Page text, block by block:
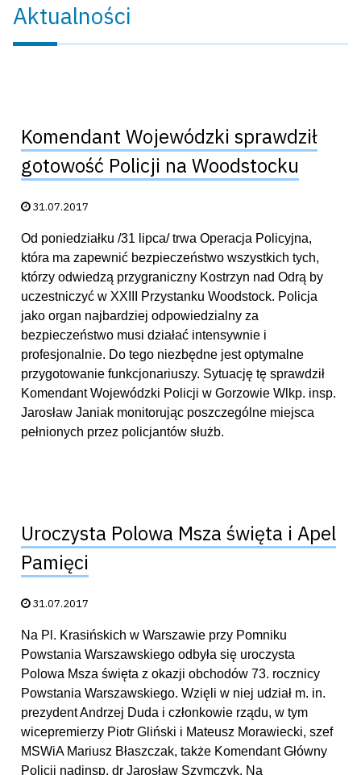
Aktualności
Komendant Wojewódzki sprawdził
gotowość Policji na Woodstocku
Data publikacji:
31.07.2017
Od poniedziałku /31 lipca/ trwa Operacja Policyjna,
która ma zapewnić bezpieczeństwo wszystkich tych,
którzy odwiedzą przygraniczny Kostrzyn nad Odrą by
uczestniczyć w XXIII Przystanku Woodstock. Policja
jako organ najbardziej odpowiedzialny za
bezpieczeństwo musi działać intensywnie i
profesjonalnie. Do tego niezbędne jest optymalne
przygotowanie funkcjonariuszy. Sytuację tę sprawdził
Komendant Wojewódzki Policji w Gorzowie Wlkp. insp.
Jarosław Janiak monitorując poszczególne miejsca
pełnionych przez policjantów służb.
Uroczysta Polowa Msza święta i Apel
Pamięci
Data publikacji:
31.07.2017
Na Pl. Krasińskich w Warszawie przy Pomniku
Powstania Warszawskiego odbyła się uroczysta
Polowa Msza święta z okazji obchodów 73. rocznicy
Powstania Warszawskiego. Wzięli w niej udział m. in.
prezydent Andrzej Duda i członkowie rządu, w tym
wicepremierzy Piotr Gliński i Mateusz Morawiecki, szef
MSWiA Mariusz Błaszczak, także Komendant Główny
Policji nadinsp. dr Jarosław Szymczyk. Na